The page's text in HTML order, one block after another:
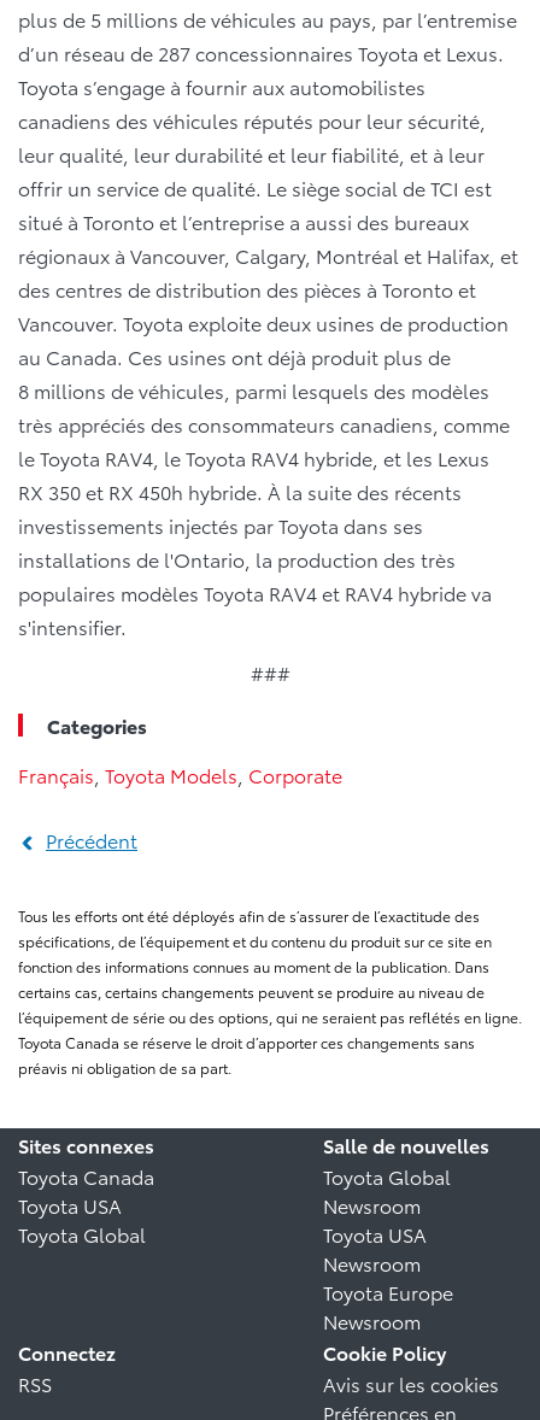
plus de 5 millions de véhicules au pays, par l’entremise
d’un réseau de 287 concessionnaires Toyota et Lexus.
Toyota s’engage à fournir aux automobilistes
canadiens des véhicules réputés pour leur sécurité,
leur qualité, leur durabilité et leur fiabilité, et à leur
offrir un service de qualité. Le siège social de TCI est
situé à Toronto et l’entreprise a aussi des bureaux
régionaux à Vancouver, Calgary, Montréal et Halifax, et
des centres de distribution des pièces à Toronto et
Vancouver. Toyota exploite deux usines de production
au Canada. Ces usines ont déjà produit plus de
8 millions de véhicules, parmi lesquels des modèles
très appréciés des consommateurs canadiens, comme
le Toyota RAV4, le Toyota RAV4 hybride, et les Lexus
RX 350 et RX 450h hybride. À la suite des récents
investissements injectés par Toyota dans ses
installations de l'Ontario, la production des très
populaires modèles Toyota RAV4 et RAV4 hybride va
s'intensifier.
###
Categories
Français Toyota Models Corporate
Précédent
Tous les efforts ont été déployés afin de s’assurer de l’exactitude des
spécifications, de l’équipement et du contenu du produit sur ce site en
fonction des informations connues au moment de la publication. Dans
certains cas, certains changements peuvent se produire au niveau de
l’équipement de série ou des options, qui ne seraient pas reflétés en ligne.
Toyota Canada se réserve le droit d’apporter ces changements sans
préavis ni obligation de sa part.
Sites connexes
Toyota Canada
Toyota USA
Toyota Global
Salle de nouvelles
Toyota Global
Newsroom
Toyota USA
Newsroom
Toyota Europe
Newsroom
Connectez
RSS
Cookie Policy
Avis sur les cookies
Préférences en